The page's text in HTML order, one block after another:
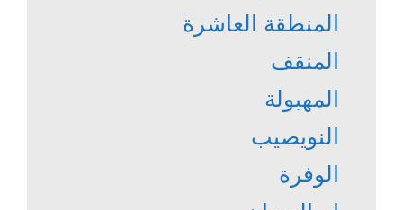
المنطقة العاشرة
المنقف
المهبولة
النويصيب
الوفرة